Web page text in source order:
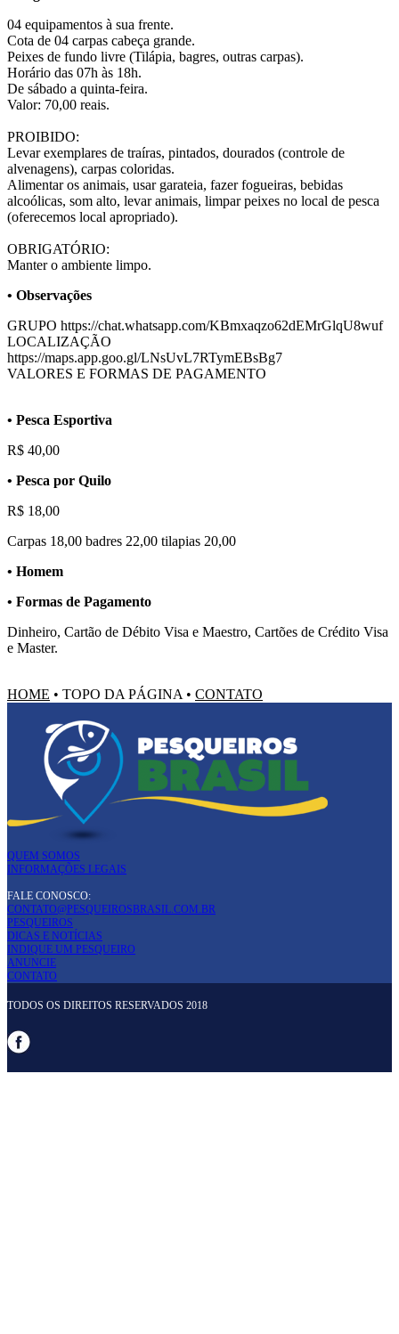
04 equipamentos à sua frente.
Cota de 04 carpas cabeça grande.
Peixes de fundo livre (Tilápia, bagres, outras carpas).
Horário das 07h às 18h.
De sábado a quinta-feira.
Valor: 70,00 reais.
PROIBIDO:
Levar exemplares de traíras, pintados, dourados (controle de
alvenagens), carpas coloridas.
Alimentar os animais, usar garateia, fazer fogueiras, bebidas
alcoólicas, som alto, levar animais, limpar peixes no local de pesca
(oferecemos local apropriado).
OBRIGATÓRIO:
Manter o ambiente limpo.
• Observações
GRUPO https://chat.whatsapp.com/KBmxaqzo62dEMrGlqU8wuf
LOCALIZAÇÃO
https://maps.app.goo.gl/LNsUvL7RTymEBsBg7
VALORES E FORMAS DE PAGAMENTO
• Pesca Esportiva
R$ 40,00
• Pesca por Quilo
R$ 18,00
Carpas 18,00 badres 22,00 tilapias 20,00
• Homem
• Formas de Pagamento
Dinheiro, Cartão de Débito Visa e Maestro, Cartões de Crédito Visa
e Master.
HOME • TOPO DA PÁGINA • CONTATO
QUEM SOMOS
INFORMAÇÕES LEGAIS
FALE CONOSCO:
CONTATO@PESQUEIROSBRASIL.COM.BR
PESQUEIROS
DICAS E NOTÍCIAS
INDIQUE UM PESQUEIRO
ANUNCIE
CONTATO
TODOS OS DIREITOS RESERVADOS 2018